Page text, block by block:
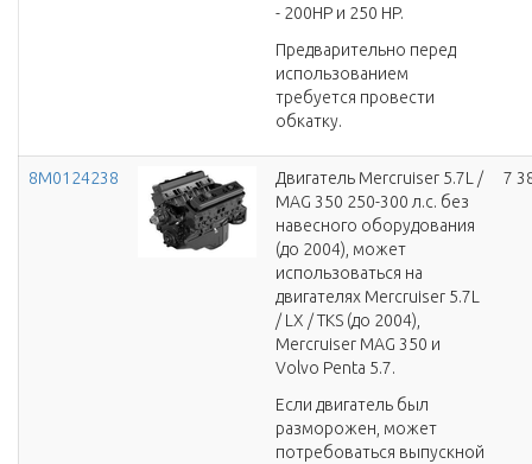
- 200HP и 250 HP.
Предварительно перед
использованием
требуется провести
обкатку.
8M0124238
Двигатель Mercruiser 5.7L /
MAG 350 250-300 л.с. без
навесного оборудования
(до 2004), может
использоваться на
двигателях Mercruiser 5.7L
/ LX / TKS (до 2004),
Mercruiser MAG 350 и
Volvo Penta 5.7.
Если двигатель был
разморожен, может
потребоваться выпускной
7